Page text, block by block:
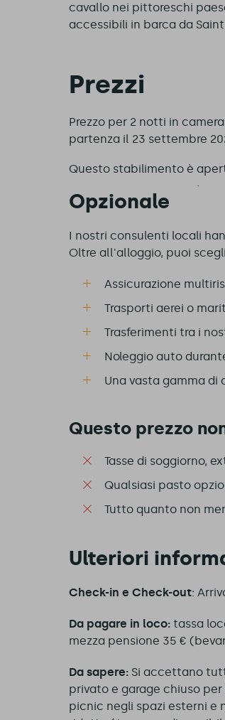
cavallo nei pittoreschi
accessibili in barca da
Prezzi
Prezzo per 2 notti in
partenza il 23 settembre
Questo stabilimento è
Opzionale
I nostri consulenti locali
Oltre all'alloggio, puoi
Assicurazione
Trasporti aerei o
Trasferimenti tra i
Noleggio auto
Una vasta gamma
Questo prezzo
Tasse di soggiorno,
Qualsiasi pasto
Tutto quanto non
Ulteriori
Check-in e Check-out:
Da pagare in loco: tassa
mezza pensione 35 €
Da sapere: Si accettano
privato e garage chiuso
picnic negli spazi esterni e